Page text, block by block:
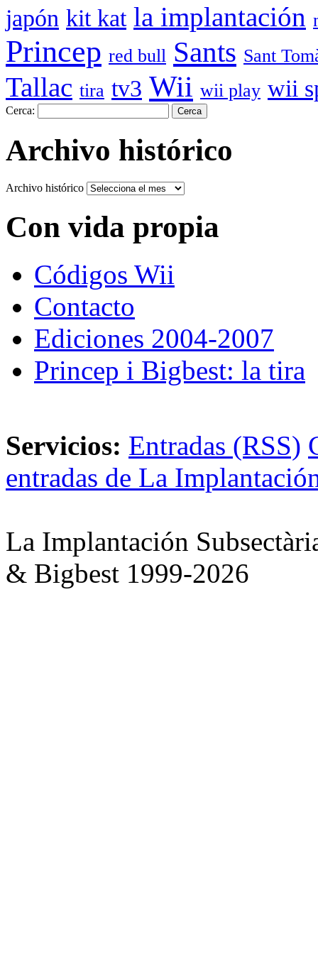
japón kit kat la implantación
Princep red bull Sants Sant
Tallac tira tv3 Wii wii play wii
Cerca:
Archivo histórico
Archivo histórico
Con vida propia
Códigos Wii
Contacto
Ediciones 2004-2007
Princep i Bigbest: la tira
Servicios: Entradas (RSS)
entradas de La
La Implantación
& Bigbest 1999-2026